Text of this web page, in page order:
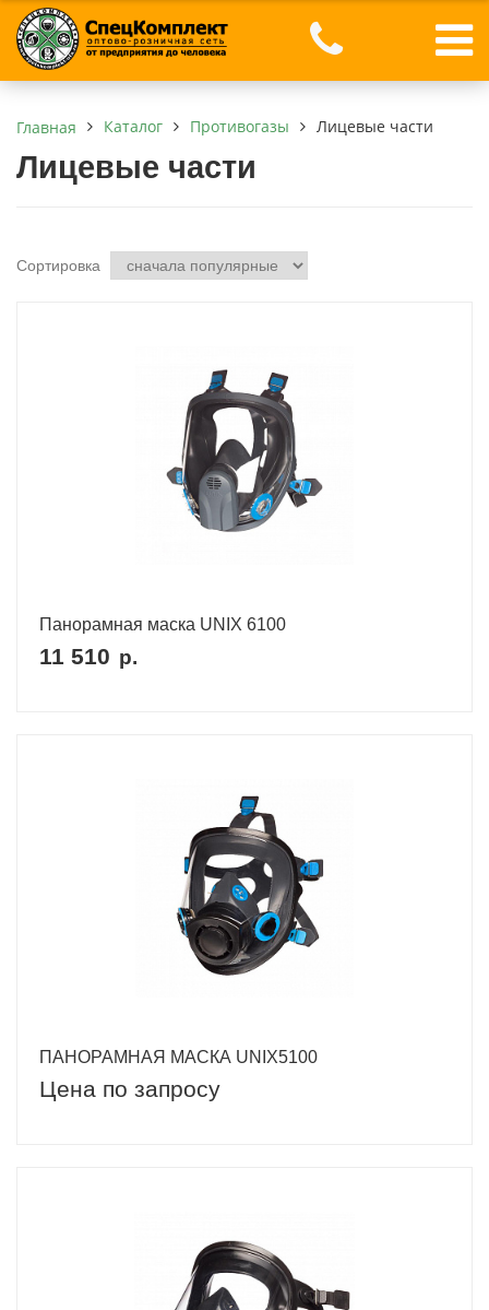
Главная Каталог Противогазы Лицевые части
Лицевые части
Сортировка
Панорамная маска UNIX 6100
11 510 р.
ПАНОРАМНАЯ МАСКА UNIX5100
Цена по запросу